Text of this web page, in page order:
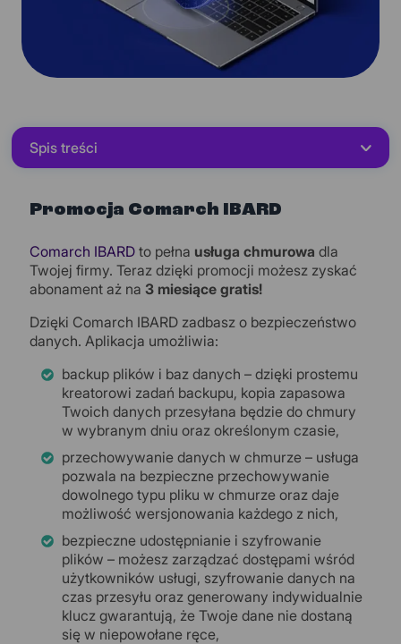
Spis treści
Promocja Comarch IBARD
Comarch IBARD to pełna usługa chmurowa dla
Twojej firmy. Teraz dzięki promocji możesz zyskać
abonament aż na3 miesiące gratis!
Dzięki Comarch IBARD zadbasz o bezpieczeństwo
danych. Aplikacja umożliwia:
backup plików i baz danych – dzięki prostemu
kreatorowi zadań backupu, kopia zapasowa
Twoich danych przesyłana będzie do chmury
w wybranym dniu oraz określonym czasie,
przechowywanie danych w chmurze – usługa
pozwala na bezpieczne przechowywanie
dowolnego typu pliku w chmurze oraz daje
możliwość wersjonowania każdego z nich,
bezpieczne udostępnianie i szyfrowanie
plików – możesz zarządzać dostępami wśród
użytkowników usługi, szyfrowanie danych na
czas przesyłu oraz generowany indywidualnie
klucz gwarantują, że Twoje dane nie dostaną
się w niepowołane ręce,